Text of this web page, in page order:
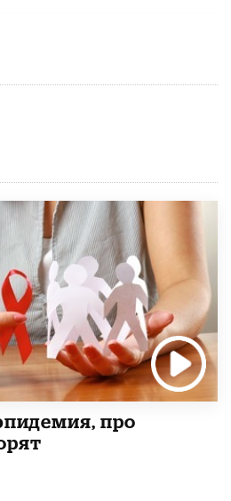
про